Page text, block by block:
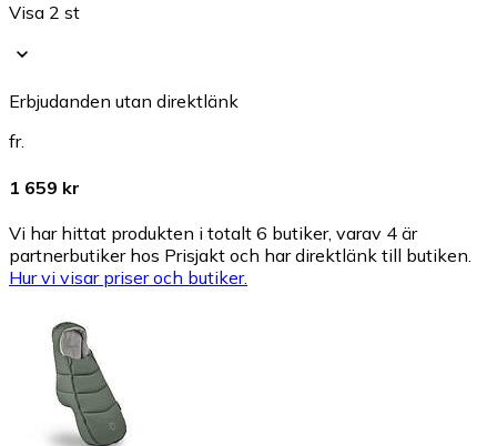
Visa 2 st
Erbjudanden utan direktlänk
fr.
1 659 kr
Vi har hittat produkten i totalt 6 butiker, varav 4 är
partnerbutiker hos Prisjakt och har direktlänk till butiken.
Hur vi visar priser och butiker.